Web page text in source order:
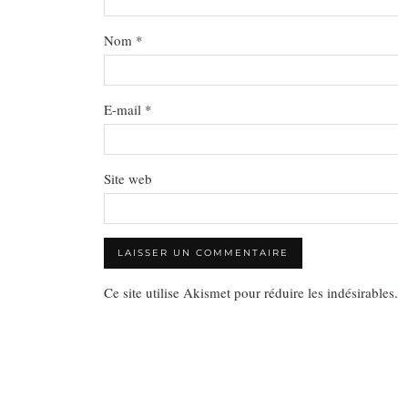
Nom *
E-mail *
Site web
Ce site utilise Akismet pour réduire les indésirables.